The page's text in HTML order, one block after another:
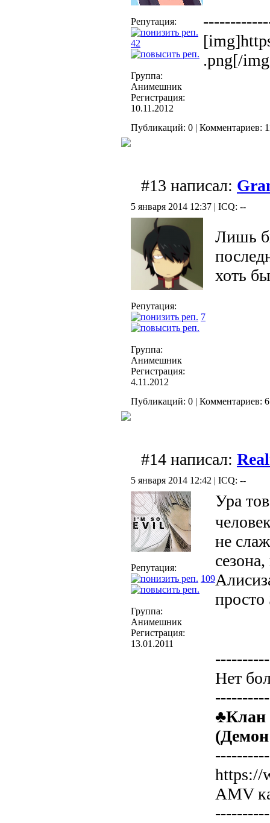
Репутация:
42
Группа:
Анимешник
Регистрация:
10.11.2012
.png[/
Публикаций: 0 | Комментариев:
#13 написал:
5 января 2014 12:37 | ICQ: --
Репутация:
7
Группа:
Анимешник
Регистрация:
4.11.2012
Лишь
хоть
Публикаций: 0 | Комментариев:
#14 написал:
5 января 2014 12:42 | ICQ: --
Репутация:
109
Группа:
Анимешник
Регистрация:
13.01.2011
Ура
не
Нет
♣Клан
https://
AMV